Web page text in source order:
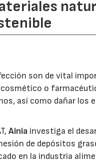
son de vital
o
así como dañar los
Ainia investiga el
de depósitos
en la industria